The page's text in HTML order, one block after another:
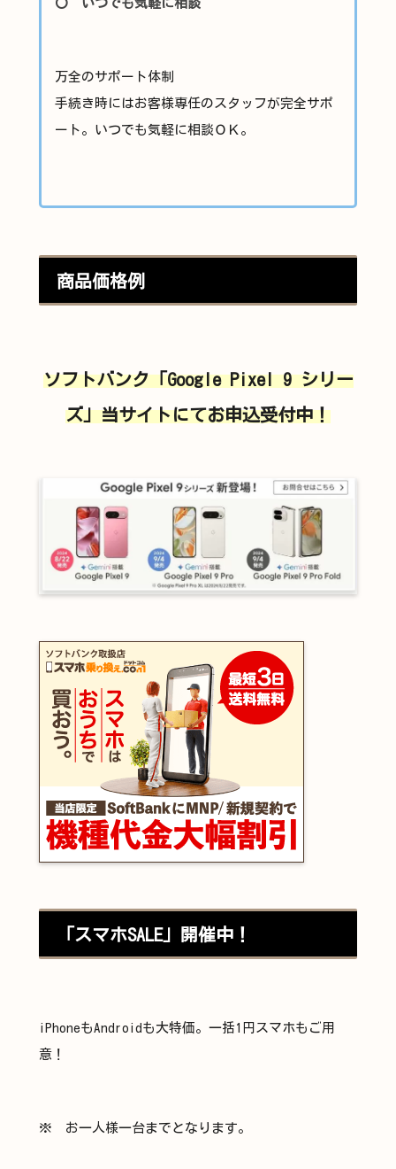
〇 いつでも気軽に相談
万全のサポート体制
手続き時にはお客様専任のスタッフが完全サポ
ート。いつでも気軽に相談ＯＫ。
商品価格例
ソフトバンク「Google Pixel 9 シリー
ズ」当サイトにてお申込受付中！
「スマホSALE」開催中！
iPhoneもAndroidも大特価。一括1円スマホもご用
意！
※ お一人様一台までとなります。